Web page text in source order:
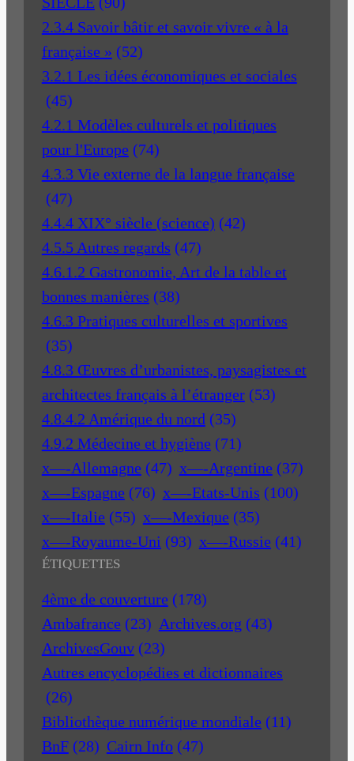
2.3.4 Savoir bâtir et savoir vivre « à la
française » (52)
3.2.1 Les idées économiques et sociales
(45)
4.2.1 Modèles culturels et politiques
pour l'Europe (74)
4.3.3 Vie externe de la langue française
(47)
4.4.4 XIX° siècle (science) (42)
4.5.5 Autres regards (47)
4.6.1.2 Gastronomie, Art de la table et
bonnes manières (38)
4.6.3 Pratiques culturelles et sportives
(35)
4.8.3 Œuvres d’urbanistes, paysagistes et
architectes français à l’étranger (53)
4.8.4.2 Amérique du nord (35)
4.9.2 Médecine et hygiène (71)
x—-Allemagne (47) x—-Argentine (37)
x—-Espagne (76) x—-Etats-Unis (100)
x—-Italie (55) x—-Mexique (35)
x—-Royaume-Uni (93) x—-Russie (41)
ÉTIQUETTES
4ème de couverture (178)
Ambafrance (23) Archives.org (43)
ArchivesGouv (23)
Autres encyclopédies et dictionnaires
(26)
Bibliothèque numérique mondiale (11)
BnF (28) Cairn Info (47)